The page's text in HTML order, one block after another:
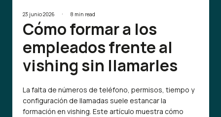
23 junio 2026 · 8 min read
Cómo formar a los
empleados frente al
vishing sin llamarles
La falta de números de teléfono, permisos, tiempo y
configuración de llamadas suele estancar la
formación en vishing. Este artículo muestra cómo